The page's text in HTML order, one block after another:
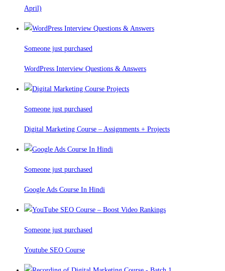
April)
Someone just purchased
WordPress Interview Questions & Answers
Someone just purchased
Digital Marketing Course – Assignments + Projects
Someone just purchased
Google Ads Course In Hindi
Someone just purchased
Youtube SEO Course